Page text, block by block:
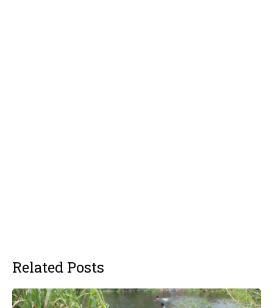
Related Posts